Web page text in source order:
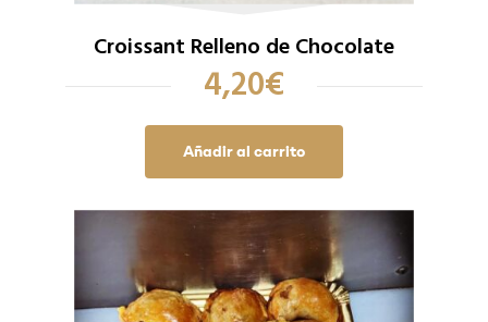
Croissant Relleno de Chocolate
4,20€
Añadir al carrito